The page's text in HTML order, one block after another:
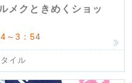
メクときめくショッ
～3：54
イル